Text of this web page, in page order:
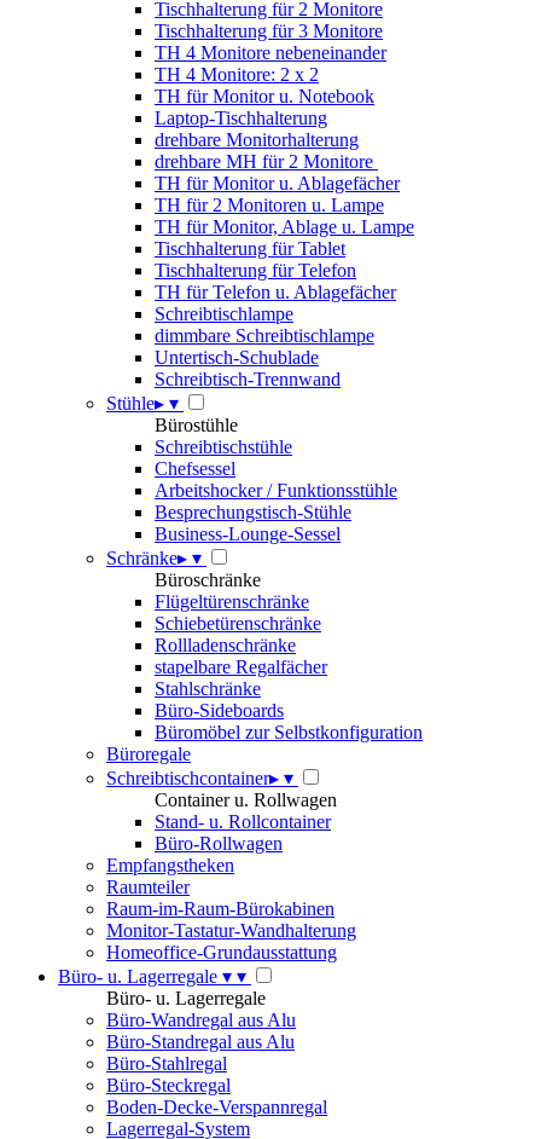
Tischhalterung für 2 Monitore
Tischhalterung für 3 Monitore
TH 4 Monitore nebeneinander
TH 4 Monitore: 2 x 2
TH für Monitor u. Notebook
Laptop-Tischhalterung
drehbare Monitorhalterung
drehbare MH für 2 Monitore
TH für Monitor u. Ablagefächer
TH für 2 Monitoren u. Lampe
TH für Monitor, Ablage u. Lampe
Tischhalterung für Tablet
Tischhalterung für Telefon
TH für Telefon u. Ablagefächer
Schreibtischlampe
dimmbare Schreibtischlampe
Untertisch-Schublade
Schreibtisch-Trennwand
Stühle▸ ▾
Bürostühle
Schreibtischstühle
Chefsessel
Arbeitshocker / Funktionsstühle
Besprechungstisch-Stühle
Business-Lounge-Sessel
Schränke▸ ▾
Büroschränke
Flügeltürenschränke
Schiebetürenschränke
Rollladenschränke
stapelbare Regalfächer
Stahlschränke
Büro-Sideboards
Büromöbel zur Selbstkonfiguration
Büroregale
Schreibtischcontainer▸ ▾
Container u. Rollwagen
Stand- u. Rollcontainer
Büro-Rollwagen
Empfangstheken
Raumteiler
Raum-im-Raum-Bürokabinen
Monitor-Tastatur-Wandhalterung
Homeoffice-Grundausstattung
Büro- u. Lagerregale ▾ ▾
Büro- u. Lagerregale
Büro-Wandregal aus Alu
Büro-Standregal aus Alu
Büro-Stahlregal
Büro-Steckregal
Boden-Decke-Verspannregal
Lagerregal-System